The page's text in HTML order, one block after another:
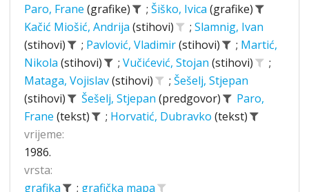
Paro, Frane (grafike) ; Šiško, Ivica (grafike)
Kačić Miošić, Andrija (stihovi) ; Slamnig, Ivan
(stihovi)
; Pavlović, Vladimir(stihovi) ; Martić,
Nikola (stihovi) ; Vučićević, Stojan (stihovi)
;
Mataga, Vojislav(stihovi) ; Šešelj, Stjepan
(stihovi)
Šešelj, Stjepan (predgovor)
Paro,
Frane (tekst) ; Horvatić, Dubravko (tekst)
vrijeme:
1986.
vrsta:
grafika
; grafička mapa